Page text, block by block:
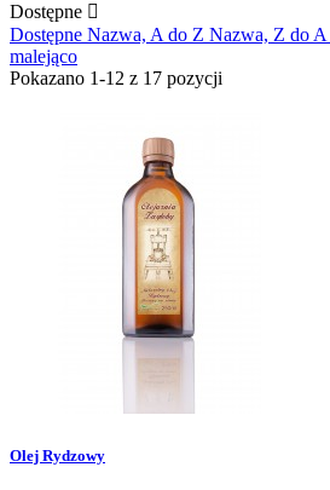
Dostępne 
Dostępne Nazwa, A do Z Nazwa, Z do A
malejąco
Pokazano 1-12 z 17 pozycji
Olej Rydzowy